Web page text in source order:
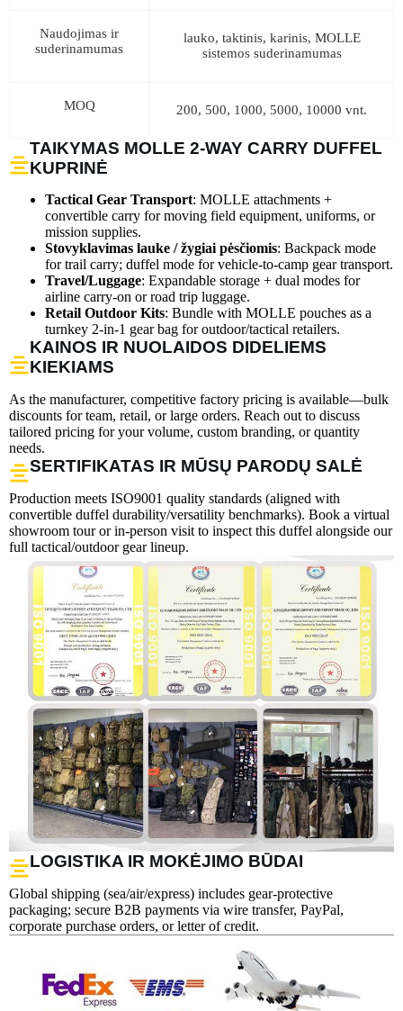
Naudojimas ir
suderinamumas
lauko, taktinis, karinis, MOLLE
sistemos suderinamumas
MOQ 200, 500, 1000, 5000, 10000 vnt.
TAIKYMAS MOLLE 2-WAY CARRY DUFFEL
KUPRINĖ
Tactical Gear Transport: MOLLE attachments +
convertible carry for moving field equipment, uniforms, or
mission supplies.
Stovyklavimas lauke / žygiai pėsčiomis: Backpack mode
for trail carry; duffel mode for vehicle-to-camp gear transport.
Travel/Luggage: Expandable storage + dual modes for
airline carry-on or road trip luggage.
Retail Outdoor Kits: Bundle with MOLLE pouches as a
turnkey 2-in-1 gear bag for outdoor/tactical retailers.
KAINOS IR NUOLAIDOS DIDELIEMS
KIEKIAMS
As the manufacturer, competitive factory pricing is available—bulk
discounts for team, retail, or large orders. Reach out to discuss
tailored pricing for your volume, custom branding, or quantity
needs.
SERTIFIKATAS IR MŪSŲ PARODŲ SALĖ
Production meets ISO9001 quality standards (aligned with
convertible duffel durability/versatility benchmarks). Book a virtual
showroom tour or in-person visit to inspect this duffel alongside our
full tactical/outdoor gear lineup.
LOGISTIKA IR MOKĖJIMO BŪDAI
Global shipping (sea/air/express) includes gear-protective
packaging; secure B2B payments via wire transfer, PayPal,
corporate purchase orders, or letter of credit.